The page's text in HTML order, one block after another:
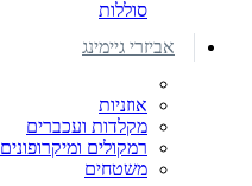
סוללות
אביזרי גיימינג
אוזניות
מקלדות ועכברים
רמקולים ומיקרופונים
משטחים